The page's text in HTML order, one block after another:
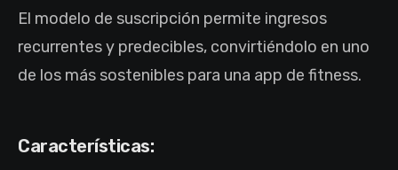
El modelo de suscripción permite ingresos
recurrentes y predecibles, convirtiéndolo en uno
de los más sostenibles para una app de fitness.
Características: